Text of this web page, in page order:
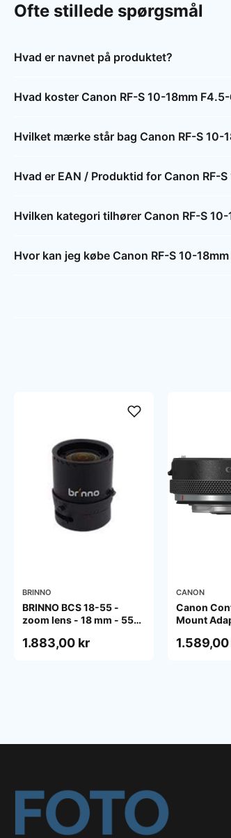
Ofte stillede spørgsmål
Hvad er navnet på produktet?
Hvad koster Canon RF-S 10-18mm
Hvilket mærke står bag Canon RF-S 10-
Hvad er EAN / Produktid for Canon RF-
Hvilken kategori tilhører Canon RF-S
Hvor kan jeg købe Canon RF-S 10-
BRINNO
BRINNO BCS 18-55 -
zoom lens - 18 mm - 55
1.883,00 kr
CANON
Canon
Mount